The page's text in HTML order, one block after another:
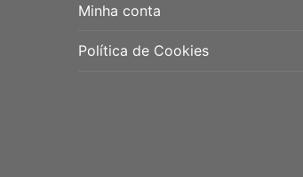
Minha conta
Política de Cookies